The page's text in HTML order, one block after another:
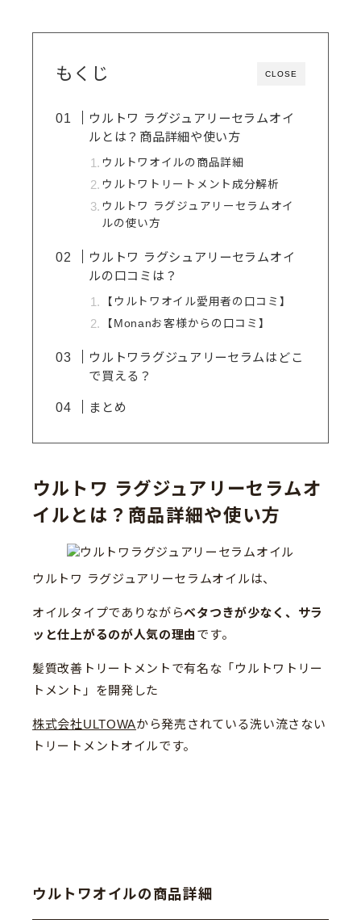
CLOSE
もくじ
ウルトワ ラグジュアリーセラムオイ
ルとは？商品詳細や使い方
ウルトワオイルの商品詳細
ウルトワトリートメント成分解析
ウルトワ ラグジュアリーセラムオイ
ルの使い方
ウルトワ ラグシュアリーセラムオイ
ルの口コミは？
【ウルトワオイル愛用者の口コミ】
【Monanお客様からの口コミ】
ウルトワラグジュアリーセラムはどこ
で買える？
まとめ
ウルトワ ラグジュアリーセラムオ
イルとは？商品詳細や使い方
ウルトワ ラグジュアリーセラムオイルは、
オイルタイプでありながらベタつきが少なく、サラ
ッと仕上がるのが人気の理由 です。
髪質改善トリートメントで有名な「ウルトワトリー
トメント」を開発した
株式会社ULTOWAから発売されている洗い流さない
トリートメントオイルです。
ウルトワオイルの商品詳細